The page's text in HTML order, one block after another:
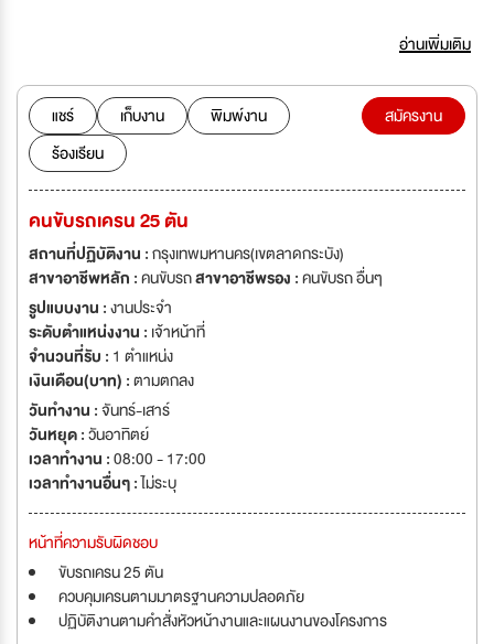
that electronic devices are now communicating with each other. It
makes electronics can be linked through the Internet with the
expertise of the entire management team and effective staff.
Therefore, the company there are three business sectors – Digital
Solutions Business – Engineering and Signalling System.
อ่านเพิ่มเติม
แชร์ เก็บงาน
พิมพ์งาน
ร้องเรียน
สมัครงาน
คนขับรถเครน 25 ตัน
สถานที่ปฏิบัติงาน :กรุงเทพมหานคร(เขตลาดกระบัง)
สาขาอาชีพหลัก :คนขับรถสาขาอาชีพรอง :คนขับรถ อื่นๆ
รูปแบบงาน :งานประจำ
ระดับตำแหน่งงาน : เจ้าหน้าที่
จำนวนที่รับ : 1 ตำแหน่ง
เงินเดือน(บาท) :ตามตกลง
วันทำงาน :จันทร์-เสาร์
วันหยุด :วันอาทิตย์
เวลาทำงาน :08:00 - 17:00
เวลาทำงานอื่นๆ :ไม่ระบุ
หน้าที่ความรับผิดชอบ
ขับรถเครน 25 ตัน
ควบคุมเครนตามมาตรฐานความปลอดภัย
ปฏิบัติงานตามคำสั่งหัวหน้างานและแผนงานของโครงการ